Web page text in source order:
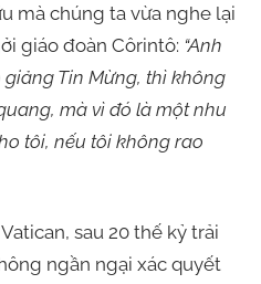
mà chúng ta vừa nghe lại
giáo đoàn Côrintô: “Anh
Tin Mừng, thì không
mà vì đó là một nhu
tôi, nếu tôi không rao
sau 20 thế kỷ trải
ngần ngại xác quyết